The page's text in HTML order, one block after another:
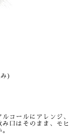
)
コールにアレンジ、
口はそのまま、モヒ
。